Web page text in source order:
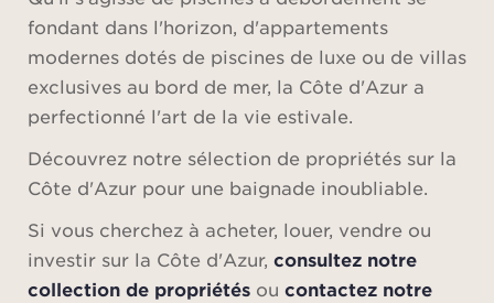
fondant dans l'horizon, d'appartements
modernes dotés de piscines de luxe ou de villas
exclusives au bord de mer, la Côte d'Azur a
perfectionné l'art de la vie estivale.
Découvrez notre sélection de propriétés sur la
Côte d'Azur pour une baignade inoubliable.
Si vous cherchez à acheter, louer, vendre ou
investir sur la Côte d'Azur, consultez notre
collection de propriétés ou contactez notre